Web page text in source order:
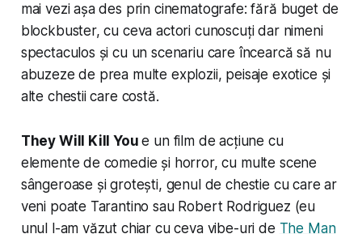
mai vezi așa des prin cinematografe: fără buget de
blockbuster, cu ceva actori cunoscuți dar nimeni
spectaculos și cu un scenariu care încearcă să nu
abuzeze de prea multe explozii, peisaje exotice și
alte chestii care costă.
They Will Kill Youe un film de acțiune cu
elemente de comedie și horror, cu multe scene
sângeroase și grotești, genul de chestie cu care ar
veni poate Tarantino sau Robert Rodriguez (eu
unul l-am văzut chiar cu ceva vibe-uri de The Man